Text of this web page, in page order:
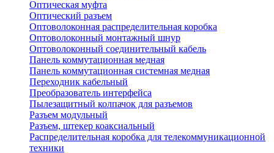
Оптическая муфта
Оптический разъем
Оптоволоконная распределительная коробка
Оптоволоконный монтажный шнур
Оптоволоконный соединительный кабель
Панель коммутационная медная
Панель коммутационная системная медная
Переходник кабельный
Преобразователь интерфейса
Пылезащитный колпачок для разъемов
Разъем модульный
Разъем, штекер коаксиальный
Распределительная коробка для телекоммуникационной
техники